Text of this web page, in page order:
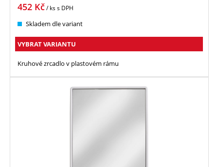
452 Kč/ kss DPH
Skladem dle variant
VYBRAT VARIANTU
Kruhové zrcadlo v plastovém rámu